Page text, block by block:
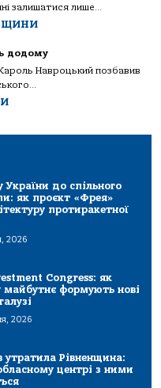
залишатися лише...
додому
Навроцький позбавив
України до спільного
як проєкт «Фрея»
протиракетної
2026
Congress: як
майбутнє формують нові
2026
утратила Рівненщина:
центрі з ними